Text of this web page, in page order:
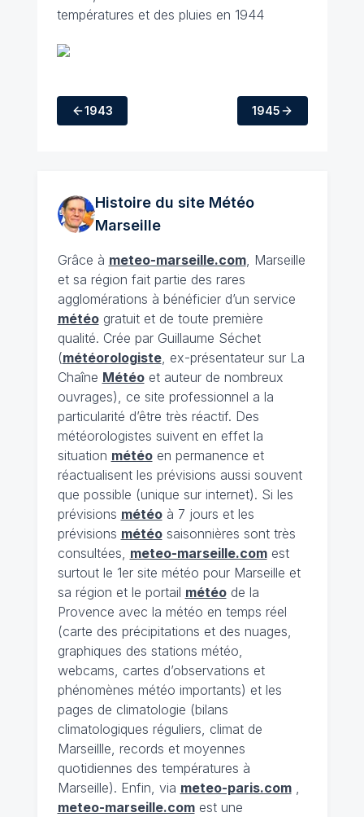
températures et des pluies en 1944
1943 1945
Histoire du site Météo
Marseille
Grâce à meteo-marseille.com, Marseille
et sa région fait partie des rares
agglomérations à bénéficier d’un service
météogratuit et de toute première
qualité. Crée par Guillaume Séchet
(météorologiste, ex-présentateur sur La
Chaîne Météoet auteur de nombreux
ouvrages), ce site professionnel a la
particularité d’être très réactif. Des
météorologistes suivent en effet la
situation météoen permanence et
réactualisent les prévisions aussi souvent
que possible (unique sur internet). Si les
prévisions météoà 7 jours et les
prévisions météosaisonnières sont très
consultées, meteo-marseille.comest
surtout le 1er site météo pour Marseille et
sa région et le portail météode la
Provence avec la météo en temps réel
(carte des précipitations et des nuages,
graphiques des stations météo,
webcams, cartes d’observations et
phénomènes météo importants) et les
pages de climatologie (bilans
climatologiques réguliers, climat de
Marseillle, records et moyennes
quotidiennes des températures à
Marseille). Enfin, via meteo-paris.com,
meteo-marseille.comest une